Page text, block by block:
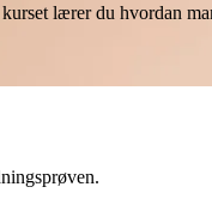
lærer du hvordan